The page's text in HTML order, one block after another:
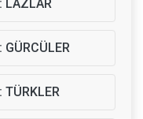
LAZLAR
GÜRCÜLER
TÜRKLER